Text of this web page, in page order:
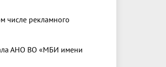
числе рекламного
АНО ВО «МБИ имени